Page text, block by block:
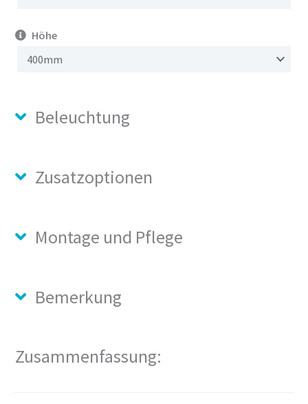
Höhe
Beleuchtung
Zusatzoptionen
Montage und Pflege
Bemerkung
Zusammenfassung: